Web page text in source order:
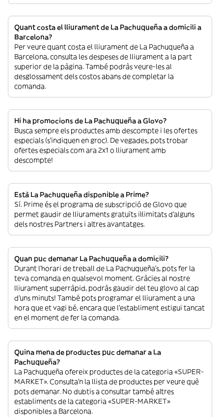
Quant costa el lliurament de La Pachuqueña a domicili a
Barcelona?
Per veure quant costa el lliurament de La Pachuqueña a
Barcelona, consulta les despeses de lliurament a la part
superior de la pàgina. També podràs veure-les al
desglossament dels costos abans de completar la
comanda.
Hi ha promocions de La Pachuqueña a Glovo?
Busca sempre els productes amb descompte i les ofertes
especials (s’indiquen en groc). De vegades, pots trobar
ofertes especials com ara 2x1 o lliurament amb
descompte!
Està La Pachuqueña disponible a Prime?
Sí. Prime és el programa de subscripció de Glovo que
permet gaudir de lliuraments gratuïts il·limitats d’alguns
dels nostres Partners i altres avantatges.
Quan puc demanar La Pachuqueña a domicili?
Durant l’horari de treball de La Pachuqueña’s, pots fer la
teva comanda en qualsevol moment. Gràcies al nostre
lliurament superràpid, podràs gaudir del teu glovo al cap
d’uns minuts! També pots programar el lliurament a una
hora que et vagi bé, encara que l’establiment estigui tancat
en el moment de fer la comanda.
Quina mena de productes puc demanar a La
Pachuqueña?
La Pachuqueña ofereix productes de la categoria «SUPER-
MARKET». Consulta’n la llista de productes per veure què
pots demanar. No dubtis a consultar també altres
establiments de la categoria «SUPER-MARKET»
disponibles a Barcelona.